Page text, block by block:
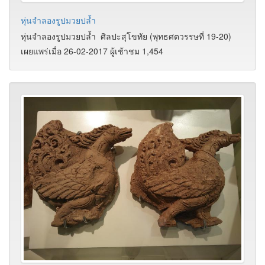
หุ่นจำลองรูปมวยปล้ำ
หุ่นจำลองรูปมวยปล้ำ ศิลปะสุโขทัย (พุทธศตวรรษที่ 19-20)
เผยแพร่เมื่อ 26-02-2017 ผู้เช้าชม 1,454